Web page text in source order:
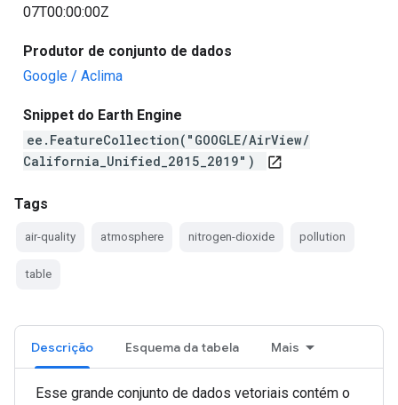
07T00:00:00Z
Produtor de conjunto de dados
Google / Aclima
Snippet do Earth Engine
ee.FeatureCollection("GOOGLE/AirView/
California_Unified_2015_2019")
open_in_new
Tags
air-quality atmosphere nitrogen-dioxide pollution
table
Descrição Esquema da tabela Mais
Esse grande conjunto de dados vetoriais contém o